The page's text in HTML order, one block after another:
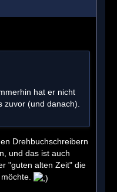
hat er nicht
zuvor (und danach).
Drehbuchschreibern
und das ist auch
"guten alten Zeit" die